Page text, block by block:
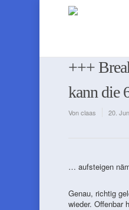
+++
kann die
Vonclaas 20.
… aufsteigen
Genau, richtig
wieder. Offenbar